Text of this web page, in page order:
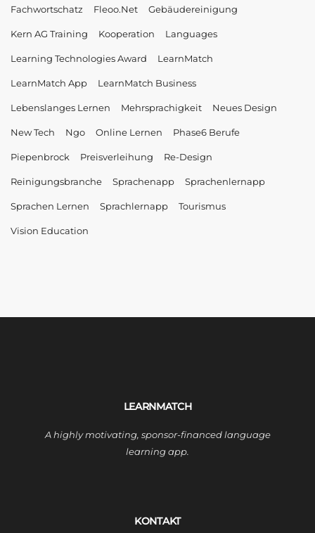
Fachwortschatz Fleoo.net Gebäudereinigung
Kern AG Training Kooperation Languages
Learning Technologies Award LearnMatch
LearnMatch App LearnMatch Business
Lebenslanges Lernen Mehrsprachigkeit Neues Design
New Tech Ngo Online Lernen Phase6 Berufe
Piepenbrock Preisverleihung Re-Design
Reinigungsbranche Sprachenapp Sprachenlernapp
Sprachen Lernen Sprachlernapp Tourismus
Vision Education
LEARNMATCH
A highly motivating, sponsor-financed language
learning app.
KONTAKT